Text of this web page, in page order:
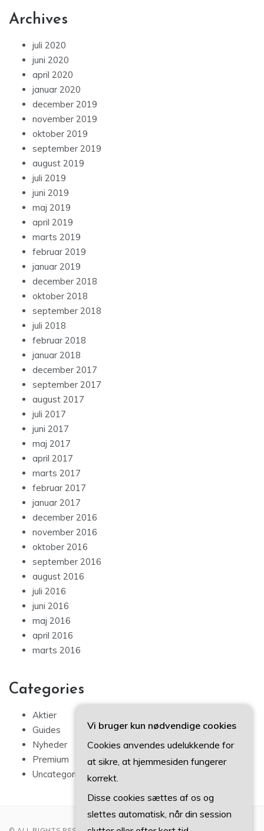
Archives
juli 2020
juni 2020
april 2020
januar 2020
december 2019
november 2019
oktober 2019
september 2019
august 2019
juli 2019
juni 2019
maj 2019
april 2019
marts 2019
februar 2019
januar 2019
december 2018
oktober 2018
september 2018
juli 2018
februar 2018
januar 2018
december 2017
september 2017
august 2017
juli 2017
juni 2017
maj 2017
april 2017
marts 2017
februar 2017
januar 2017
december 2016
november 2016
oktober 2016
september 2016
august 2016
juli 2016
juni 2016
maj 2016
april 2016
marts 2016
Categories
Aktier
Guides
Nyheder
Premium
Uncategorized
Vi bruger kun nødvendige cookies
Cookies anvendes udelukkende for
at sikre, at hjemmesiden fungerer
korrekt.
Disse cookies sættes af os og
slettes automatisk, når din session